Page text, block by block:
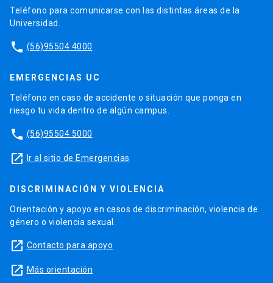
Teléfono para comunicarse con las distintas áreas de la
Universidad.
phone (56)95504 4000
EMERGENCIAS UC
Teléfono en caso de accidente o situación que ponga en
riesgo tu vida dentro de algún campus.
phone (56)95504 5000
launch Ir al sitio de Emergencias
DISCRIMINACIÓN Y VIOLENCIA
Orientación y apoyo en casos de discriminación, violencia de
género o violencia sexual.
launch Contacto para apoyo
launch Más orientación